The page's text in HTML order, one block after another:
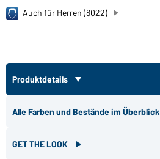
Auch für Herren (8022)
Produktdetails
Alle Farben und Bestände im Überblick
GET THE LOOK